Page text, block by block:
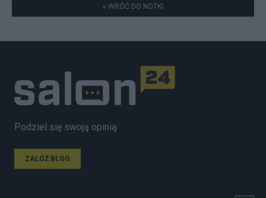
« WRÓĆ DO NOTKI
Podziel się swoją opinią
ZAŁÓŻ BLOG